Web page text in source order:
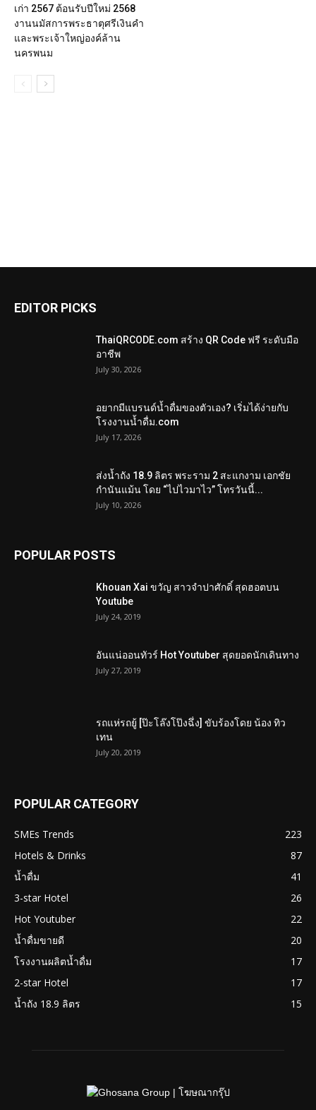
เก่า 2567 ต้อนรับปีใหม่ 2568
งานนมัสการพระธาตุศรีเงินคำ
และพระเจ้าใหญ่องค์ล้าน
นครพนม
EDITOR PICKS
ThaiQRCODE.com สร้าง QR Code ฟรี ระดับมือ
อาชีพ
July 30, 2026
อยากมีแบรนด์น้ำดื่มของตัวเอง? เริ่มได้ง่ายกับ
โรงงานน้ำดื่ม.com
July 17, 2026
ส่งน้ำถัง 18.9 ลิตร พระราม 2 สะแกงาม เอกชัย
กำนันแม้น โดย “ไปไวมาไว” โทรวันนี้...
July 10, 2026
POPULAR POSTS
Khouan Xai ขวัญ สาวจำปาศักดิ์ สุดฮอตบน
Youtube
July 24, 2019
อันแน่ออนทัวร์ Hot Youtuber สุดยอดนักเดินทาง
July 27, 2019
รถแห่รถยู้ [ป๊ะโล๊งโป๊งฉึ่ง] ขับร้องโดย น้อง ทิว
เทน
July 20, 2019
POPULAR CATEGORY
SMEs Trends
223
Hotels & Drinks
87
น้ำดื่ม
41
3-star Hotel
26
Hot Youtuber
22
น้ำดื่มขายดี
20
โรงงานผลิตน้ำดื่ม
17
2-star Hotel
17
น้ำถัง 18.9 ลิตร
15